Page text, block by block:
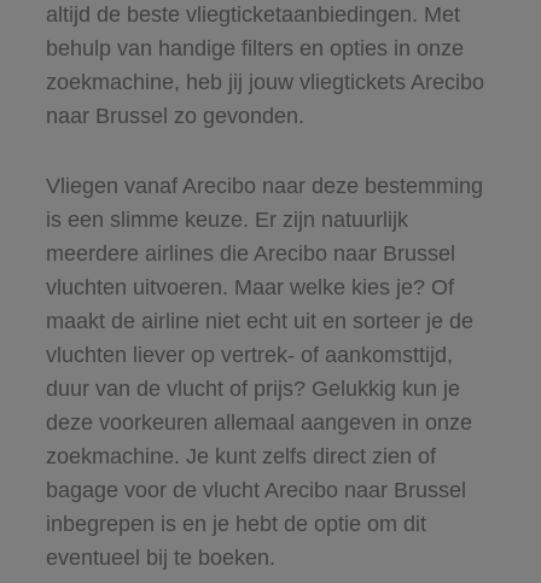
altijd de beste vliegticketaanbiedingen. Met
behulp van handige filters en opties in onze
zoekmachine, heb jij jouw vliegtickets Arecibo
naar Brussel zo gevonden.
Vliegen vanaf Arecibo naar deze bestemming
is een slimme keuze. Er zijn natuurlijk
meerdere airlines die Arecibo naar Brussel
vluchten uitvoeren. Maar welke kies je? Of
maakt de airline niet echt uit en sorteer je de
vluchten liever op vertrek- of aankomsttijd,
duur van de vlucht of prijs? Gelukkig kun je
deze voorkeuren allemaal aangeven in onze
zoekmachine. Je kunt zelfs direct zien of
bagage voor de vlucht Arecibo naar Brussel
inbegrepen is en je hebt de optie om dit
eventueel bij te boeken.